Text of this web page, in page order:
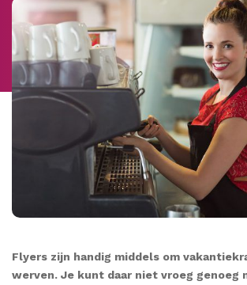
Flyers zijn handig middels om
werven. Je kunt daar niet vroeg genoeg